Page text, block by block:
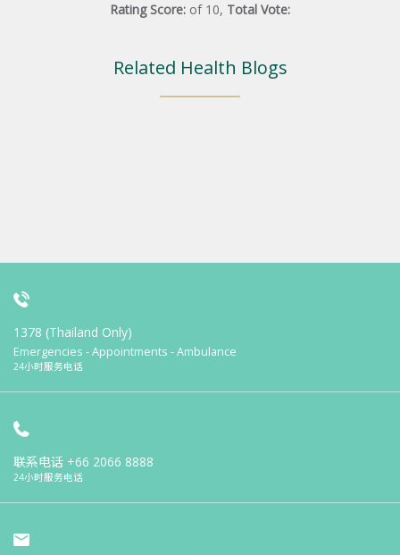
Rating Score: of 10, Total Vote:
Related Health Blogs
1378 (Thailand Only)
Emergencies - Appointments - Ambulance
24小时服务电话
联系电话 +66 2066 8888
24小时服务电话